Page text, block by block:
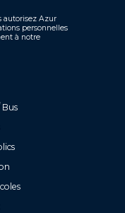
autorisez Azur
personnelles
à notre
Bus